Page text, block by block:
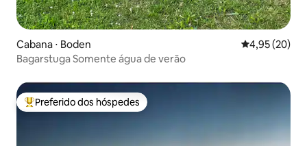
Cabana ⋅ Boden 4,95 de uma
4,95 (20)
Bagarstuga Somente água de verão
Entre os melhores preferidos dos hóspedes
Preferido dos hóspedes